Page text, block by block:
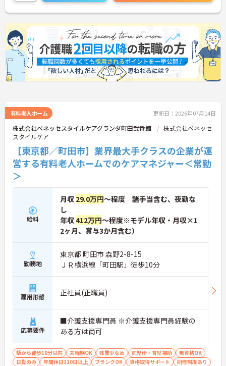
有料老人ホーム 更新日：2026年07月14日
株式会社ベネッセスタイルケアグランダ町田弐番館
株式会社ベネッセ
スタイルケア
【東京都／町田市】業界最大手クラスの企業が運
営する有料老人ホームでのケアマネジャー＜常勤
＞
給料
月収 29.0万円～程度 諸手当含む、夜勤な
し
年収412万円～程度※モデル年収・月収×1
2ヶ月、賞与3か月含む）
勤務地
東京都 町田市 森野2-8-15
ＪＲ横浜線「町田駅」徒歩10分
雇用形態 正社員(正職員)
応募要件
■介護支援専門員 ※介護支援専門員経験の
ある方は尚可
駅から徒歩10分以内 未経験OK 残業少なめ 託児所・育児補助
無資格OK
日勤のみ
年間休日110日以上 ブランクOK 資格取得サポート
研修制度あり